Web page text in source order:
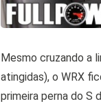
Mesmo cruzando a
atingidas), o WRX
primeira perna do S